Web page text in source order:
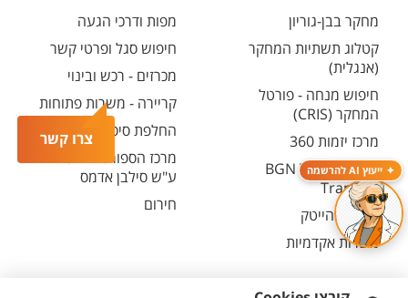
צרו קשר
ייעוץ AI להרשמה
מחקר בבן-גוריון
קטלוג תשתיות המחקר
(אנגלית)
חיפוש מנחה - פורטל
המחקר (CRIS)
מרכז יזמות 360
BGN Technology
Transfer
פארק ההייטק
משרות אקדמיות
מפות ודרכי הגעה
חיפוש סגל ופרטי קשר
מכרזים - רכש ובינוי
קריירה - משרות פתוחות
החלפת סיסמה ארגונית
מרכז הספורט והנופש
ע"ש סילבן אדמס
חירום